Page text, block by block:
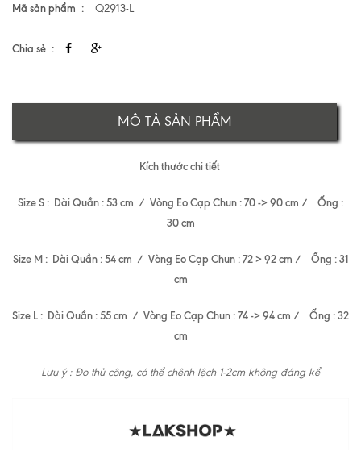
Mã sản phẩm Q2913-L
Chia sẻ
MÔ TẢ SẢN PHẨM
Kích thước chi tiết
Size S : Dài Quần : 53 cm / Vòng Eo Cạp Chun : 70 -> 90 cm / Ống :
30 cm
Size M : Dài Quần : 54 cm / Vòng Eo Cạp Chun : 72 > 92 cm / Ống : 31
cm
Size L : Dài Quần : 55 cm / Vòng Eo Cạp Chun : 74 -> 94 cm / Ống : 32
cm
Lưu ý : Đo thủ công, có thể chênh lệch 1-2cm không đáng kể